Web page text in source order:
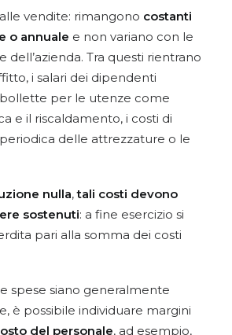
vendite: rimangono costanti
o annuale e non variano con le
dell’azienda. Tra questi rientrano
i salari dei dipendenti
per le utenze come
e il riscaldamento, i costi di
delle attrezzature o le
nulla,tali costi devono
sostenuti: a fine esercizio si
pari alla somma dei costi
spese siano generalmente
è possibile individuare margini
del personale, ad esempio,